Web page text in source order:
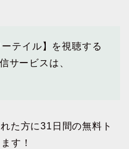
テイル】を視聴する
サービスは、
た方に31日間の無料ト
す！